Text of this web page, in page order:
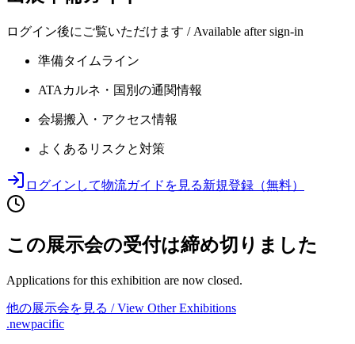
ログイン後にご覧いただけます / Available after sign-in
準備タイムライン
ATAカルネ・国別の通関情報
会場搬入・アクセス情報
よくあるリスクと対策
ログインして物流ガイドを見る新規登録（無料）
この展示会の受付は締め切りました
Applications for this exhibition are now closed.
他の展示会を見る / View Other Exhibitions
.newpacific